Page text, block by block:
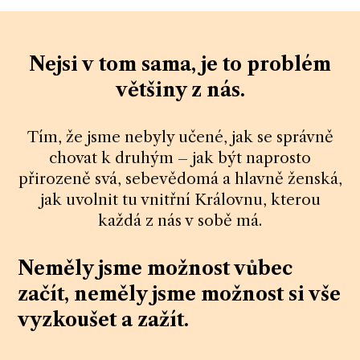
Nejsi v tom sama, je to problém
většiny z nás.
Tím, že jsme nebyly učené, jak se správně
chovat k druhým – jak být naprosto
přirozeně svá, sebevědomá a hlavně ženská,
jak uvolnit tu vnitřní Královnu, kterou
každá z nás v sobě má.
Neměly jsme možnost vůbec
začít, neměly jsme možnost si vše
vyzkoušet a zažít.